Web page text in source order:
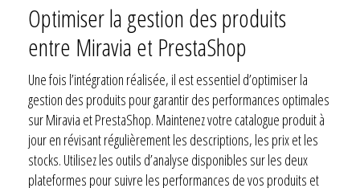
Optimiser la gestion des produits
entre Miravia et PrestaShop
Une fois l’intégration réalisée, il est essentiel d’optimiser la
gestion des produits pour garantir des performances optimales
sur Miravia et PrestaShop. Maintenez votre catalogue produit à
jour en révisant régulièrement les descriptions, les prix et les
stocks. Utilisez les outils d’analyse disponibles sur les deux
plateformes pour suivre les performances de vos produits et